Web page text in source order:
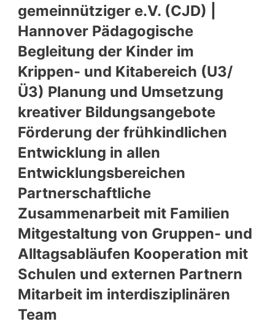
gemeinnütziger e.V. (CJD) |
Hannover Pädagogische
Begleitung der Kinder im
Krippen- und Kitabereich (U3/
Ü3) Planung und Umsetzung
kreativer Bildungsangebote
Förderung der frühkindlichen
Entwicklung in allen
Entwicklungsbereichen
Partnerschaftliche
Zusammenarbeit mit Familien
Mitgestaltung von Gruppen- und
Alltagsabläufen Kooperation mit
Schulen und externen Partnern
Mitarbeit im interdisziplinären
Team